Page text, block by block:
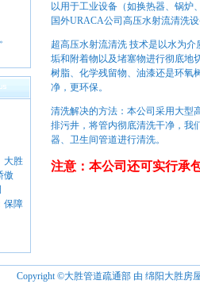
大胜
傲
保障
以用于工业设备（如换热器、锅炉
国外URACA公司高压水射流清洗
超高压水射流清洗 技术是以水为
垢和附着物以及堵塞物进行彻底地
树脂、化学残留物、油漆还是环氧
净，更环保。
清洗解决的方法：本公司采用大型
排污井，将管内彻底清洗干净，我
器、卫生间管道进行清洗。
注意：本公司还可实行承
Copyright ©大胜管道疏通部 由 绵阳大胜房